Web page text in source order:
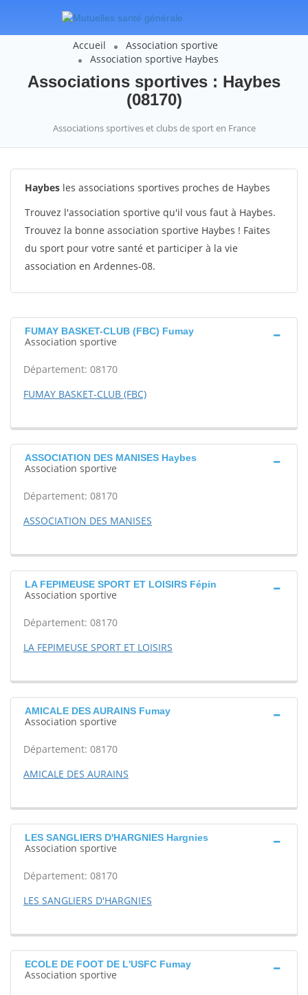
Accueil
Association sportive
Association sportive Haybes
Associations sportives : Haybes
(08170)
Associations sportives et clubs de sport en France
Haybes les associations sportives proches de Haybes
Trouvez l'association sportive qu'il vous faut à Haybes.
Trouvez la bonne association sportive Haybes ! Faites
du sport pour votre santé et participer à la vie
association en Ardennes-08.
FUMAY BASKET-CLUB (FBC) Fumay
Association sportive
Département: 08170
FUMAY BASKET-CLUB (FBC)
ASSOCIATION DES MANISES Haybes
Association sportive
Département: 08170
ASSOCIATION DES MANISES
LA FEPIMEUSE SPORT ET LOISIRS Fépin
Association sportive
Département: 08170
LA FEPIMEUSE SPORT ET LOISIRS
AMICALE DES AURAINS Fumay
Association sportive
Département: 08170
AMICALE DES AURAINS
LES SANGLIERS D'HARGNIES Hargnies
Association sportive
Département: 08170
LES SANGLIERS D'HARGNIES
ECOLE DE FOOT DE L'USFC Fumay
Association sportive